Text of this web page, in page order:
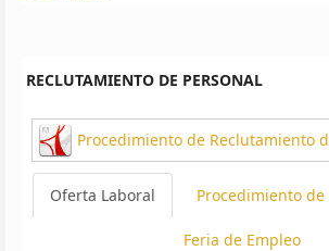
RECLUTAMIENTO DE PERSONAL
Procedimiento de Reclutamiento
Oferta Laboral Procedimiento
Feria de Empleo